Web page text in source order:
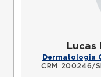
Lucas
Dermatologia
CRM 200246/